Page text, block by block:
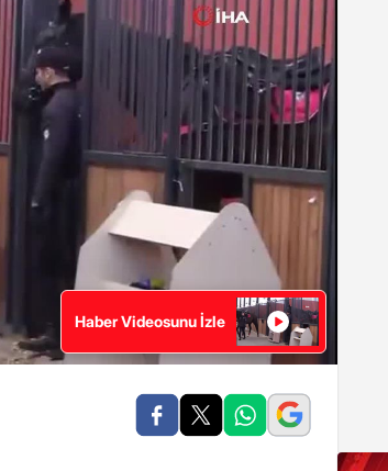
Haber Videosunu İzle